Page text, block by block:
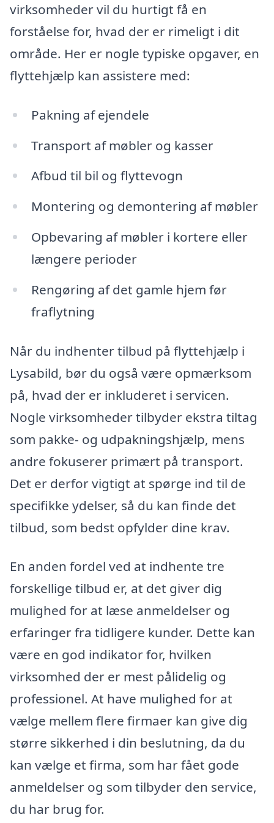
virksomheder vil du hurtigt få en
forståelse for, hvad der er rimeligt i dit
område. Her er nogle typiske opgaver, en
flyttehjælp kan assistere med:
Pakning af ejendele
Transport af møbler og kasser
Afbud til bil og flyttevogn
Montering og demontering af møbler
Opbevaring af møbler i kortere eller
længere perioder
Rengøring af det gamle hjem før
fraflytning
Når du indhenter tilbud på flyttehjælp i
Lysabild, bør du også være opmærksom
på, hvad der er inkluderet i servicen.
Nogle virksomheder tilbyder ekstra tiltag
som pakke- og udpakningshjælp, mens
andre fokuserer primært på transport.
Det er derfor vigtigt at spørge ind til de
specifikke ydelser, så du kan finde det
tilbud, som bedst opfylder dine krav.
En anden fordel ved at indhente tre
forskellige tilbud er, at det giver dig
mulighed for at læse anmeldelser og
erfaringer fra tidligere kunder. Dette kan
være en god indikator for, hvilken
virksomhed der er mest pålidelig og
professionel. At have mulighed for at
vælge mellem flere firmaer kan give dig
større sikkerhed i din beslutning, da du
kan vælge et firma, som har fået gode
anmeldelser og som tilbyder den service,
du har brug for.